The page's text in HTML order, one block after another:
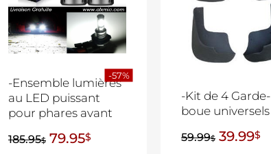
-Ensemble lumières
au LED puissant
pour phares avant
185.95$ 79.95$
-57%
-Kit de 4 Garde-
boue universels
59.99$ 39.99$